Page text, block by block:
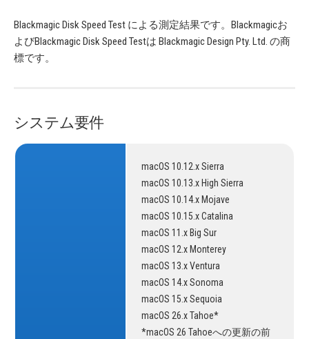
Blackmagic Disk Speed Test による測定結果です。Blackmagicお
よびBlackmagic Disk Speed Testは Blackmagic Design Pty. Ltd. の商
標です。
システム要件
macOS 10.12.x Sierra
macOS 10.13.x High Sierra
macOS 10.14.x Mojave
macOS 10.15.x Catalina
macOS 11.x Big Sur
macOS 12.x Monterey
macOS 13.x Ventura
macOS 14.x Sonoma
macOS 15.x Sequoia
macOS 26.x Tahoe*
*macOS 26 Tahoeへの更新の前